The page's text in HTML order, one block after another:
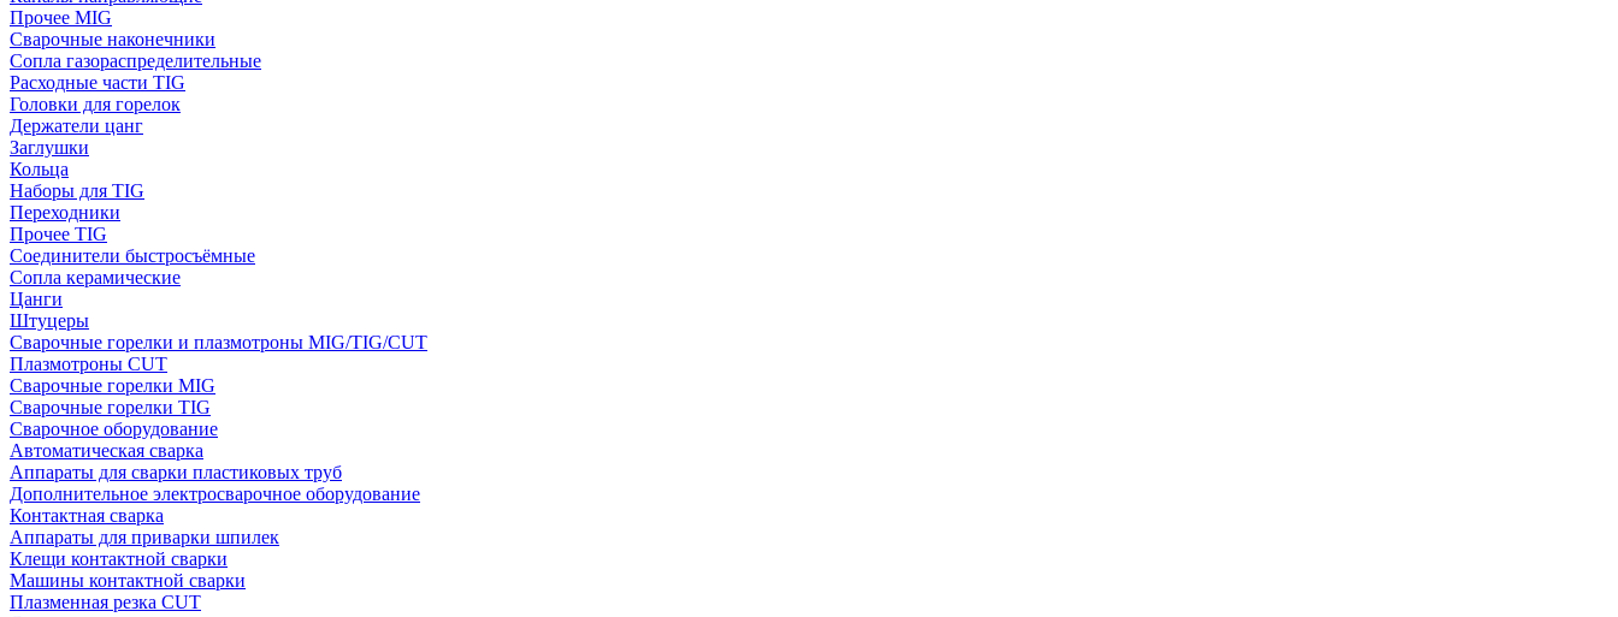
Прочее MIG
Сварочные наконечники
Сопла газораспределительные
Расходные части TIG
Головки для горелок
Держатели цанг
Заглушки
Кольца
Наборы для TIG
Переходники
Прочее TIG
Соединители быстросъёмные
Сопла керамические
Цанги
Штуцеры
Сварочные горелки и плазмотроны MIG/TIG/CUT
Плазмотроны CUT
Сварочные горелки MIG
Сварочные горелки TIG
Сварочное оборудование
Автоматическая сварка
Аппараты для сварки пластиковых труб
Дополнительное электросварочное оборудование
Контактная сварка
Аппараты для приварки шпилек
Клещи контактной сварки
Машины контактной сварки
Плазменная резка CUT